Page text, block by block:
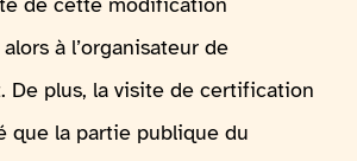
à l’organisateur de
De plus, la visite de certification
que la partie publique du